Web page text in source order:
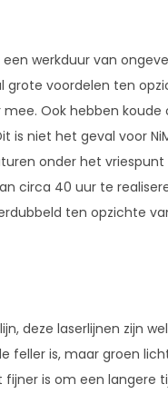
werkduur van
voordelen ten
Ook hebben koude
niet het geval voor
onder het vriespunt
circa 40 uur te
ten opzichte
deze laserlijnen zijn
feller is, maar groen
is om een langere